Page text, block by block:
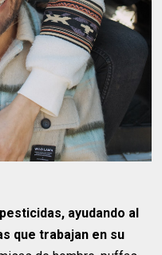
ayudando al
que trabajan en su